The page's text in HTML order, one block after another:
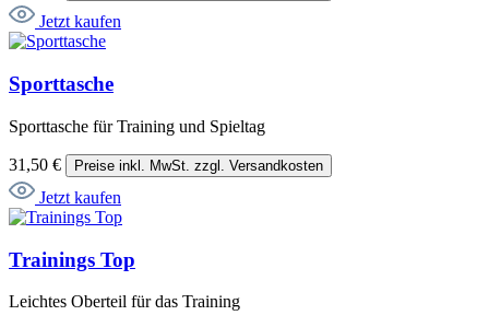
Jetzt kaufen
Sporttasche
Sporttasche für Training und Spieltag
31,50 € Preise inkl. MwSt. zzgl. Versandkosten
Jetzt kaufen
Trainings Top
Leichtes Oberteil für das Training